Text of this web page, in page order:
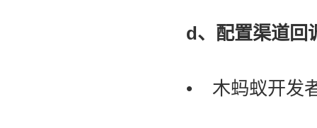
d、配置渠道回
• 木蚂蚁开发